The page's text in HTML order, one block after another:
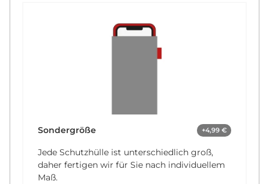
Sondergröße +4,99 €
Jede Schutzhülle ist unterschiedlich groß,
daher fertigen wir für Sie nach individuellem
Maß.